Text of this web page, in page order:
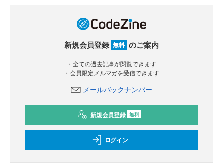
新規会員登録 無料 のご案内
・全ての過去記事が閲覧できます
・会員限定メルマガを受信できます
メールバックナンバー
新規会員登録 無料
ログイン